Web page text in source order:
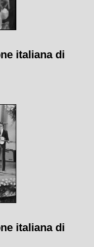
italiana di
italiana di